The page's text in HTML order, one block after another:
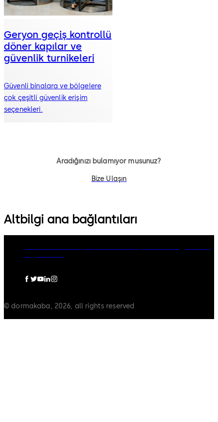
Geryon geçiş kontrollü
döner kapılar ve
güvenlik turnikeleri
Güvenli binalara ve bölgelere
çok çeşitli güvenlik erişim
seçenekleri.
Aradığınızı bulamıyor musunuz?
Bize Ulaşın
Altbilgi ana bağlantıları
© dormakaba, 2026, all rights reserved